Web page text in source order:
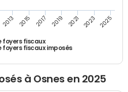
foyers fiscaux
foyers fiscaux imposés
2013 2015 2017 2019 2021 2023 2025
à Osnes en 2025